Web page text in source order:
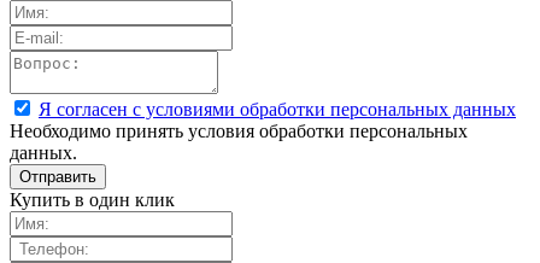
Я согласен с условиями обработки персональных данных
Необходимо принять условия обработки персональных
данных.
Купить в один клик